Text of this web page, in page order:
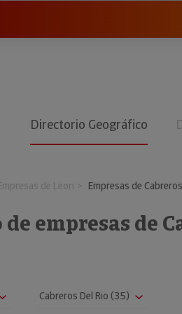
Directorio Geográfico
de Leon Empresas de
empresas de